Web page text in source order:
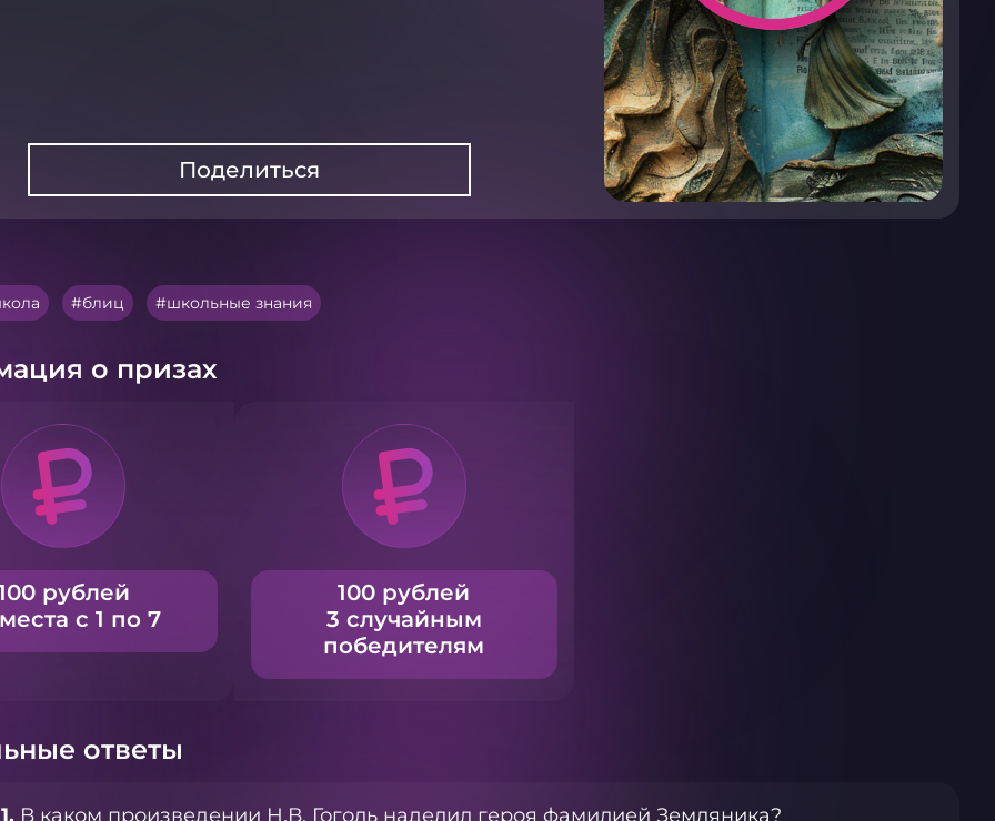
Поделиться
блиц школьные знания
о призах
рублей
с 1 по 7
100 рублей
3 случайным
победителям
ответы
В каком произведении Н.В. Гоголь наделил героя фамилией Земляника?